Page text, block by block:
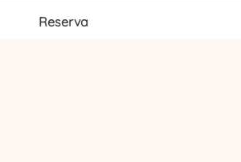
Reserva